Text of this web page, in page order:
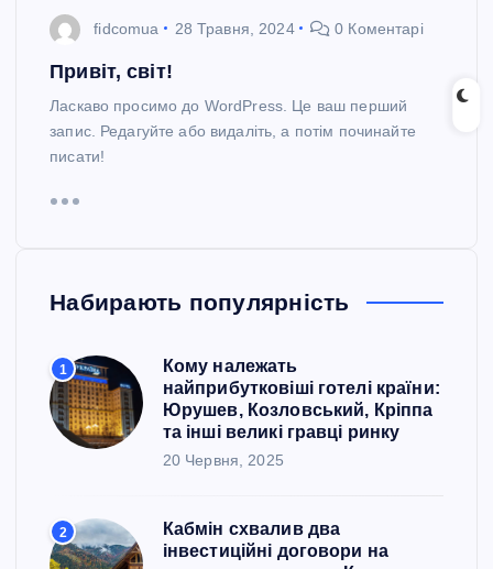
fidcomua 28 Травня, 2024 0 Коментарі
Привіт, світ!
Ласкаво просимо до WordPress. Це ваш перший
запис. Редагуйте або видаліть, а потім починайте
писати!
Набирають популярність
1
Кому належать
найприбутковіші готелі країни:
Юрушев, Козловський, Кріппа
та інші великі гравці ринку
20 Червня, 2025
2
Кабмін схвалив два
інвестиційні договори на